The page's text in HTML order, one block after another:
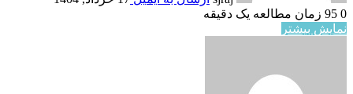
0
زمان مطالعه یک دقیقه
نمایش بیشتر